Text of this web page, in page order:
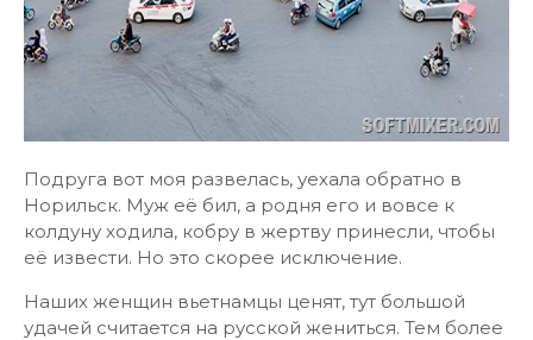
Подруга вот моя развелась, уехала обратно в
Норильск. Муж её бил, а родня его и вовсе к
колдуну ходила, кобру в жертву принесли, чтобы
её извести. Но это скорее исключение.
Наших женщин вьетнамцы ценят, тут большой
удачей считается на русской жениться. Тем более